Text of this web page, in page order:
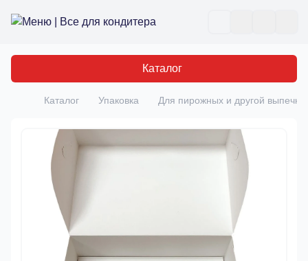
Все для кондитера
Каталог
Главная
Каталог Упаковка Для пирожных и другой выпечки